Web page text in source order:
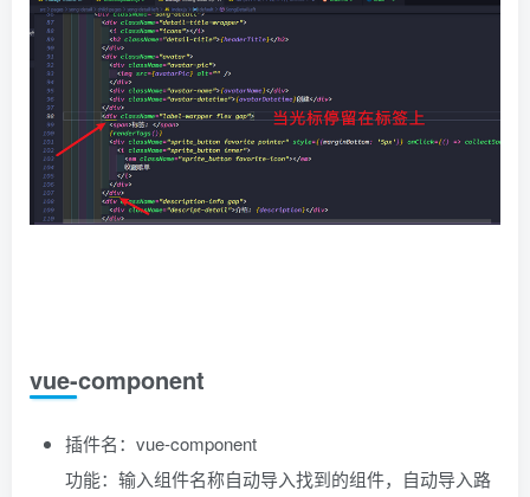
vue-component
插件名：vue-component
功能：输入组件名称自动导入找到的组件，自动导入路